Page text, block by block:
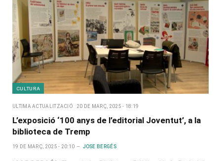
CULTURA
ULTIMA ACTUALITZACIÓ 20 DE MARÇ, 2025 - 18:19
L’exposició ‘100 anys de l’editorial Joventut’, a la
biblioteca de Tremp
19 DE MARÇ, 2025 - 20:10 JOSE BERGÉS